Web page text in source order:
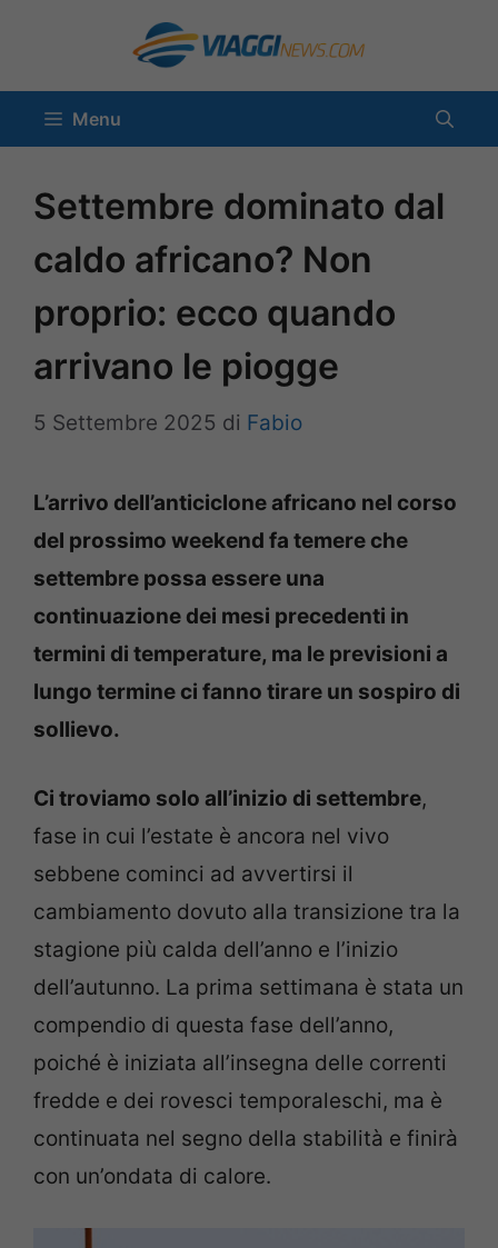
contenuto
Menu
Settembre dominato dal
caldo africano? Non
proprio: ecco quando
arrivano le piogge
5 Settembre 2025 di Fabio
L’arrivo dell’anticiclone africano nel corso
del prossimo weekend fa temere che
settembre possa essere una
continuazione dei mesi precedenti in
termini di temperature, ma le previsioni a
lungo termine ci fanno tirare un sospiro di
sollievo.
Ci troviamo solo all’inizio di settembre,
fase in cui l’estate è ancora nel vivo
sebbene cominci ad avvertirsi il
cambiamento dovuto alla transizione tra la
stagione più calda dell’anno e l’inizio
dell’autunno. La prima settimana è stata un
compendio di questa fase dell’anno,
poiché è iniziata all’insegna delle correnti
fredde e dei rovesci temporaleschi, ma è
continuata nel segno della stabilità e finirà
con un’ondata di calore.